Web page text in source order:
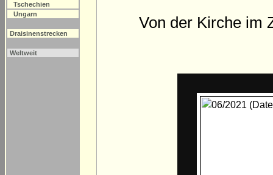
Tschechien
Ungarn
Draisinenstrecken
Weltweit
Von der Kirche im